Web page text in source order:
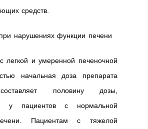
средств.
нарушениях функции печени
легкой и умеренной печеночной
начальная доза препарата
половину дозы,
у пациентов с нормальной
Пациентам с тяжелой